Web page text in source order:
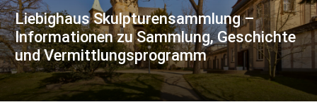
Liebighaus Skulpturensammlung –
Informationen zu Sammlung, Geschichte
und Vermittlungsprogramm